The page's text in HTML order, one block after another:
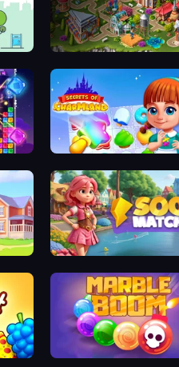
Secrets of Charmland
Tile Farm Story: Matching Game Soo Match: Room Design
Supermarket Sort: Grocery Game Marble Boom